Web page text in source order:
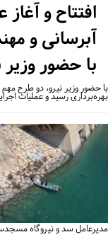
افتتاح و
آبرسانی و
با حضور وزیر
حضور وزیر نیرو، دو طرح مهم
رسید و عملیات
سد و نیروگاه